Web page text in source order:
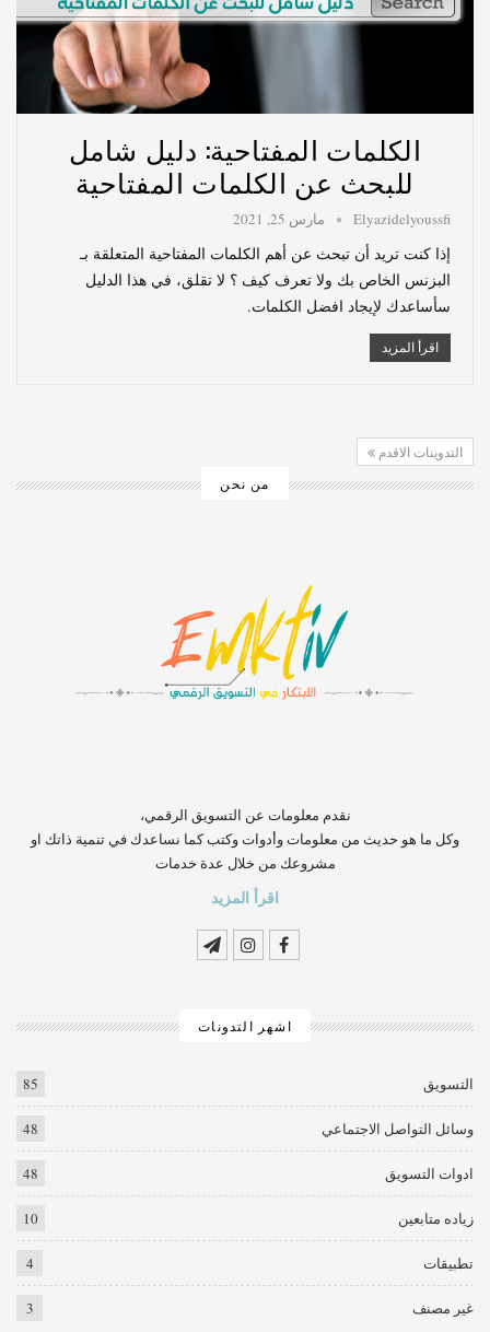
الكلمات المفتاحية: دليل شامل
للبحث عن الكلمات المفتاحية
Elyazidelyoussfi مارس 25, 2021
إذا كنت تريد أن تبحث عن أهم الكلمات المفتاحية المتعلقة بـ
البزنس الخاص بك ولا تعرف كيف ؟ لا تقلق، في هذا الدليل
سأساعدك لإيجاد افضل الكلمات.
اقرأ المزيد
التدوينات الاقدم
من نحن
‏‏‏‏‏‏‏‏‏‏‏‏‏‏‏‏‏‏‏‏‏‏‏‏‏‏‏‏‏‏‏نقدم معلومات عن التسويق الرقمي،
وكل ما هو حديث من معلومات وأدوات وكتب كما نساعدك في تنمية ذاتك او
مشروعك من خلال عدة خدمات
اقرأ المزيد
اشهر التدونات
التسويق 85
وسائل التواصل الاجتماعي 48
ادوات التسويق 48
زياده متابعين 10
تطبيقات 4
غير مصنف 3